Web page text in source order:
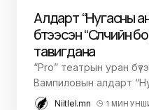
Алдарт “Нугасны
бүтээсэн “Сүүлчийн
тавигдана
“Pro” театрын уран
Вампиловын алдарт
Niitlel.mn 1 МИН